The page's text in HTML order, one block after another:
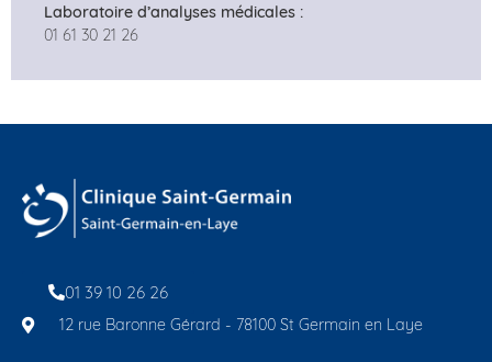
Laboratoire d’analyses médicales :
01 61 30 21 26
01 39 10 26 26
12 rue Baronne Gérard - 78100 St Germain en Laye